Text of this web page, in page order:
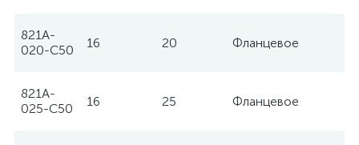
821A-
020-C50
16 20 Фланцевое
821A-
025-C50
16 25 Фланцевое